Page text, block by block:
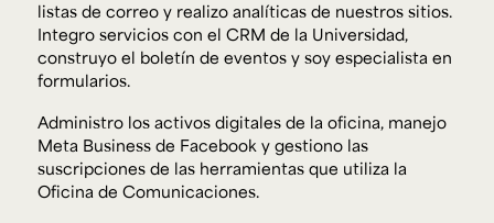
listas de correo y realizo analíticas de nuestros sitios.
Integro servicios con el CRM de la Universidad,
construyo el boletín de eventos y soy especialista en
formularios.
Administro los activos digitales de la oficina, manejo
Meta Business de Facebook y gestiono las
suscripciones de las herramientas que utiliza la
Oficina de Comunicaciones.